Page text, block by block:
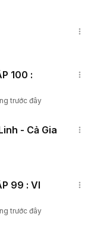
100 :
trước đây
- Cả Gia
99 : VI
trước đây